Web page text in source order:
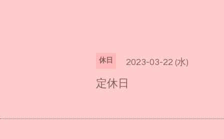
休日 2023-03-22 (水)
定休日